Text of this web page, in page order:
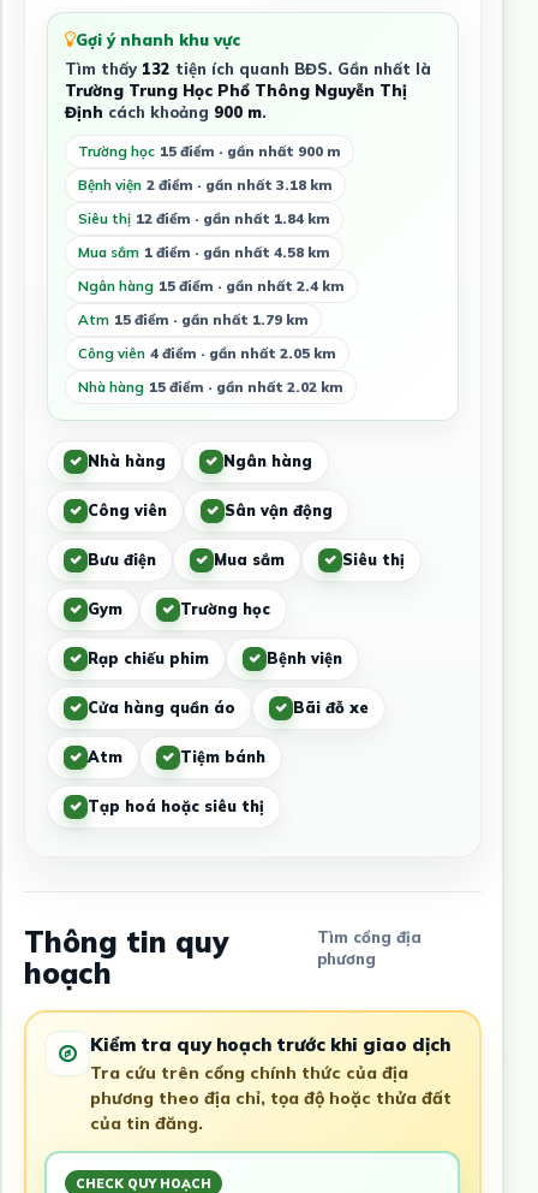
Gợi ý nhanh khu vực
Tìm thấy 132 tiện ích quanh BĐS. Gần nhất là
Trường Trung Học Phổ Thông Nguyễn Thị
Định cách khoảng 900 m.
Trường học 15 điểm · gần nhất 900 m
Bệnh viện 2 điểm · gần nhất 3.18 km
Siêu thị 12 điểm · gần nhất 1.84 km
Mua sắm 1 điểm · gần nhất 4.58 km
Ngân hàng 15 điểm · gần nhất 2.4 km
Atm 15 điểm · gần nhất 1.79 km
Công viên 4 điểm · gần nhất 2.05 km
Nhà hàng 15 điểm · gần nhất 2.02 km
Nhà hàng Ngân hàng
Công viên Sân vận động
Bưu điện Mua sắm Siêu thị
Gym Trường học
Rạp chiếu phim Bệnh viện
Cửa hàng quần áo Bãi đỗ xe
Atm Tiệm bánh
Tạp hoá hoặc siêu thị
Thông tin quy
hoạch
Tìm cổng địa
phương
Kiểm tra quy hoạch trước khi giao dịch
Tra cứu trên cổng chính thức của địa
phương theo địa chỉ, tọa độ hoặc thửa đất
của tin đăng.
CHECK QUY HOẠCH